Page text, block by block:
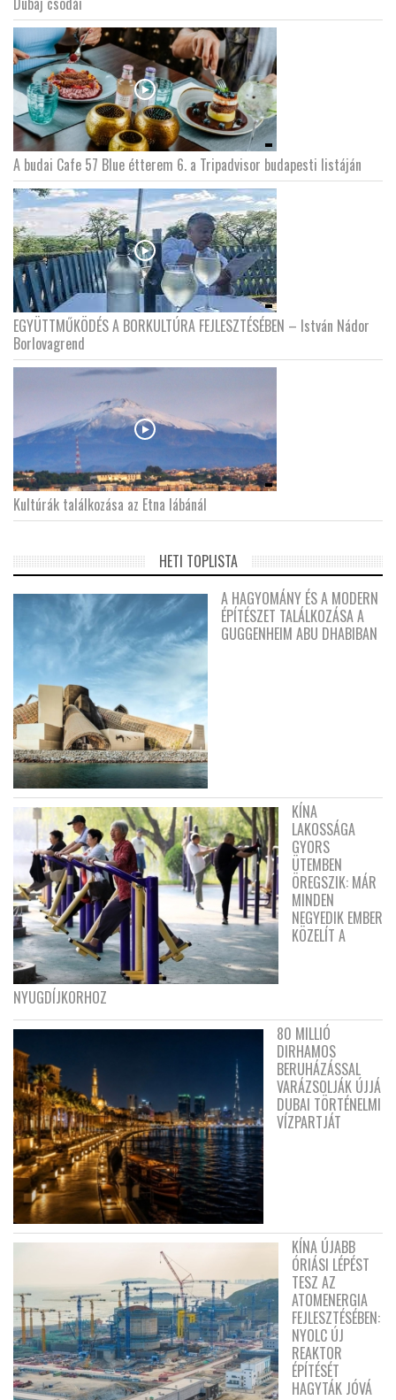
A budai Cafe 57 Blue étterem 6. a Tripadvisor budapesti listáján
EGYÜTTMŰKÖDÉS A BORKULTÚRA FEJLESZTÉSÉBEN – István Nádor
Borlovagrend
Kultúrák találkozása az Etna lábánál
HETI TOPLISTA
A HAGYOMÁNY ÉS A MODERN
ÉPÍTÉSZET TALÁLKOZÁSA A
GUGGENHEIM ABU DHABIBAN
KÍNA
LAKOSSÁGA
GYORS
ÜTEMBEN
ÖREGSZIK: MÁR
MINDEN
NEGYEDIK EMBER
KÖZELÍT A
NYUGDÍJKORHOZ
80 MILLIÓ
DIRHAMOS
BERUHÁZÁSSAL
VARÁZSOLJÁK ÚJJÁ
DUBAI TÖRTÉNELMI
VÍZPARTJÁT
KÍNA ÚJABB
ÓRIÁSI LÉPÉST
TESZ AZ
ATOMENERGIA
FEJLESZTÉSÉBEN:
NYOLC ÚJ
REAKTOR
ÉPÍTÉSÉT
HAGYTÁK JÓVÁ